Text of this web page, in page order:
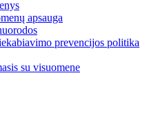
apsauga
prevencijos politika
su visuomene